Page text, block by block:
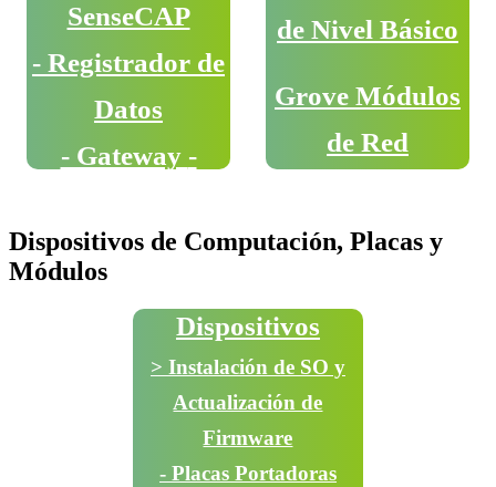
SenseCAP
- Registrador de
Datos
- Gateway -
de Nivel Básico
Grove Módulos
de Red
Dispositivos de Computación, Placas y
Módulos
Dispositivos
> Instalación de SO y
Actualización de
Firmware
- Placas Portadoras